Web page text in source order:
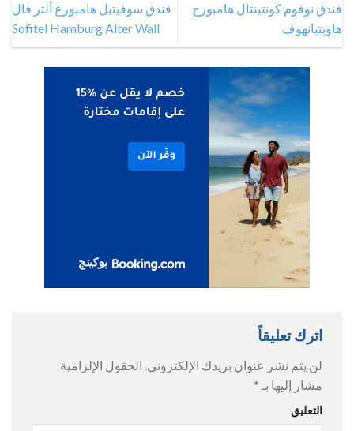
فندق نوفوم كونتينتال هامبورج
هاوبتبانهوف
فندق سوفيتيل هامبورغ ألتر فال
Sofitel Hamburg Alter Wall
اترك تعليقاً
لن يتم نشر عنوان بريدك الإلكتروني. الحقول الإلزامية
مشار إليها بـ *
التعليق